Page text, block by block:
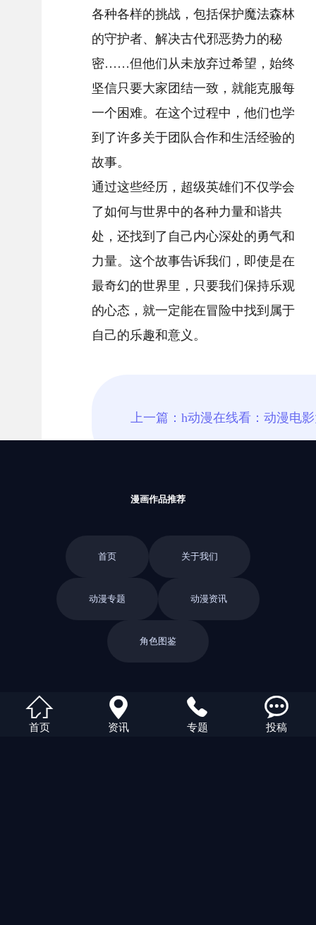
各种各样的挑战，包括保护魔法森林
的守护者、解决古代邪恶势力的秘
密……但他们从未放弃过希望，始终
坚信只要大家团结一致，就能克服每
一个困难。在这个过程中，他们也学
到了许多关于团队合作和生活经验的
故事。
通过这些经历，超级英雄们不仅学会
了如何与世界中的各种力量和谐共
处，还找到了自己内心深处的勇气和
力量。这个故事告诉我们，即使是在
最奇幻的世界里，只要我们保持乐观
的心态，就一定能在冒险中找到属于
自己的乐趣和意义。
返回栏目
漫画作品推荐
首页 关于我们
动漫专题 动漫资讯
角色图鉴

首页

资讯

专题

投稿